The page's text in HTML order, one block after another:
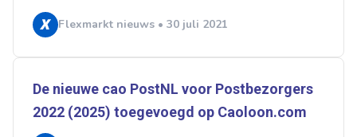
Flexmarkt nieuws • 30 juli 2021
De nieuwe cao PostNL voor Postbezorgers
2022 (2025) toegevoegd op Caoloon.com